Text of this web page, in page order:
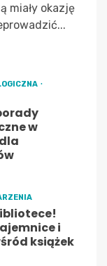
miały okazję
w
i
książek